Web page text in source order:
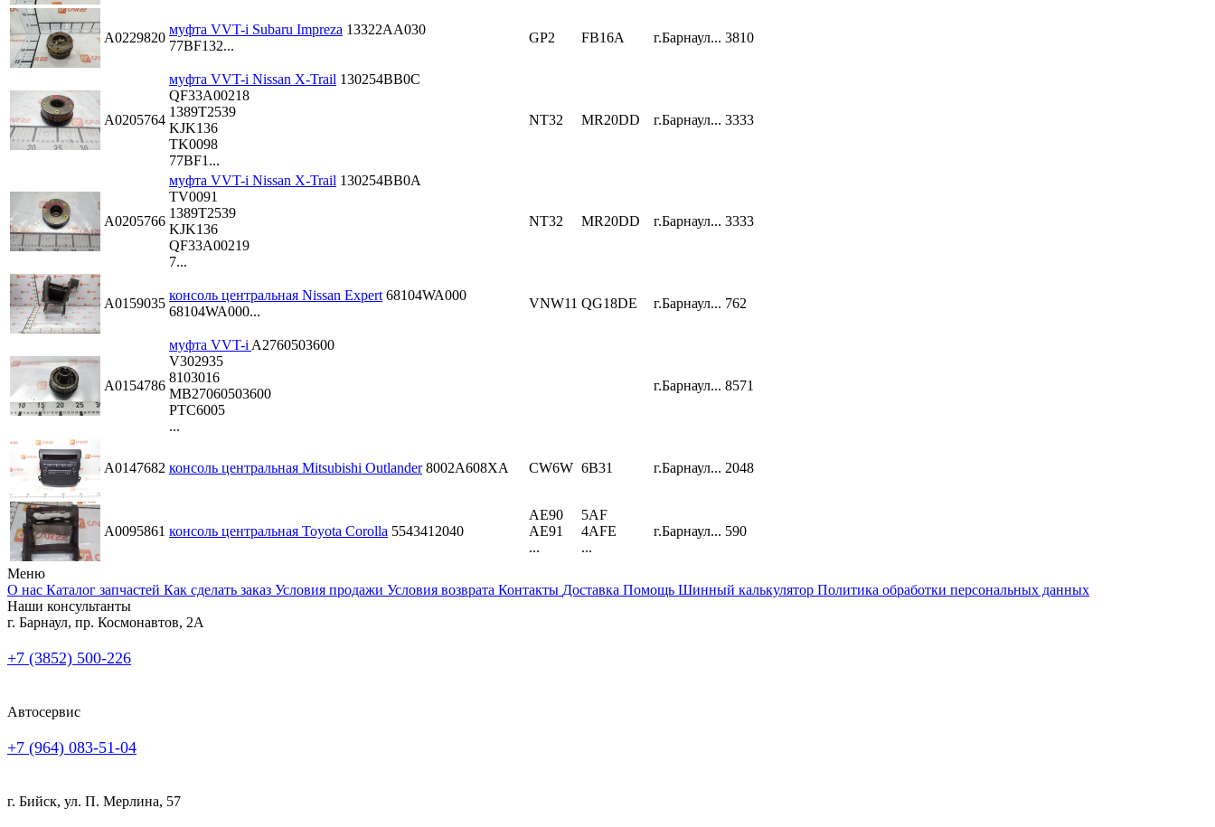
A0229820
муфта VVT-i Subaru Impreza 13322AA030
77BF132...
GP2 FB16A г.Барнаул... 3810
A0205764
муфта VVT-i Nissan X-Trail 130254BB0C
QF33A00218
1389T2539
KJK136
TK0098
77BF1...
NT32 MR20DD г.Барнаул... 3333
A0205766
муфта VVT-i Nissan X-Trail 130254BB0A
TV0091
1389T2539
KJK136
QF33A00219
7...
NT32 MR20DD г.Барнаул... 3333
A0159035
консоль центральная Nissan Expert 68104WA000
68104WA000...
VNW11 QG18DE г.Барнаул... 762
A0154786
муфта VVT-i A2760503600
V302935
8103016
MB27060503600
PTC6005
...
г.Барнаул... 8571
A0147682 консоль центральная Mitsubishi Outlander 8002A608XA CW6W 6B31 г.Барнаул... 2048
A0095861 консоль центральная Toyota Corolla 5543412040
AE90
AE91
...
5AF
4AFE
...
г.Барнаул... 590
Меню
О нас Каталог запчастей Как сделать заказ Условия продажи Условия возврата Контакты Доставка Помощь Шинный калькулятор Политика обработки персональных данных
Наши консультанты
г. Барнаул, пр. Космонавтов, 2А
+7 (3852) 500-226
Автосервис
+7 (964) 083-51-04
г. Бийск, ул. П. Мерлина, 57